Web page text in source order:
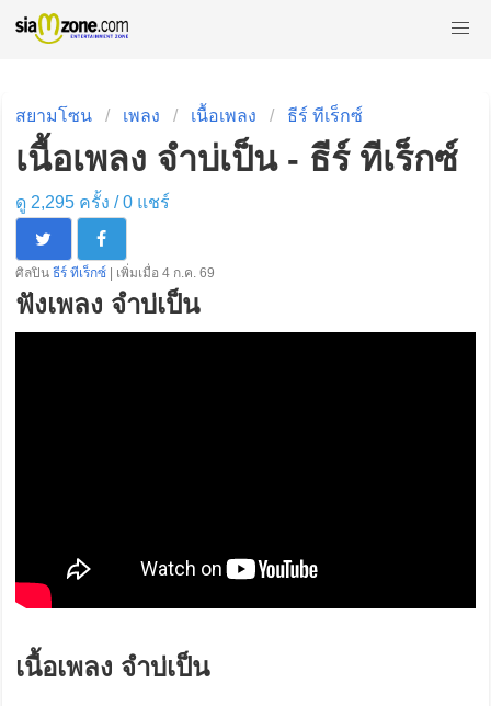
สยามโซน เพลง เนื้อเพลง ธีร์ ทีเร็กซ์
เนื้อเพลง จำบ่เป็น - ธีร์ ทีเร็กซ์
ดู 2,295 ครั้ง /0แชร์
ศิลปิน ธีร์ ทีเร็กซ์ | เพิ่มเมื่อ 4 ก.ค. 69
ฟังเพลง จำบ่เป็น
เนื้อเพลง จำบ่เป็น